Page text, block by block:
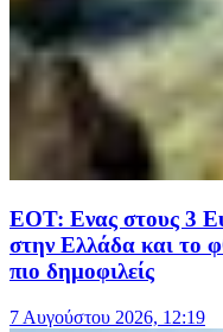
ΕΟΤ: Ενας στους 3
στην Ελλάδα και το
πιο δημοφιλείς
7 Αυγούστου 2026, 12:19